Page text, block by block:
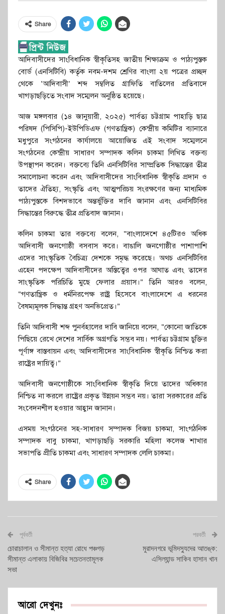
Share
আদিবাসীদের সাংবিধানিক স্বীকৃতিসহ জাতীয় শিক্ষাক্রম ও পাঠ্যপুস্তক
বোর্ড (এনসিটিবি) কর্তৃক নবম-দশম শ্রেণির বাংলা ২য় পত্রের প্রচ্ছদ
থেকে ‘আদিবাসী’ শব্দ সম্বলিত গ্রাফিতি বাতিলের প্রতিবাদে
খাগড়াছড়িতে সংবাদ সম্মেলন অনুষ্ঠিত হয়েছে।
আজ মঙ্গলবার (১৪ জানুয়ারী, ২০২৫) পার্বত্য চট্টগ্রাম পাহাড়ি ছাত্র
পরিষদ (পিসিপি)-ইউপিডিএফ (গণতান্ত্রিক) কেন্দ্রীয় কমিটির ব্যানারে
মধুপুরে সংগঠনের কার্যালয়ে আয়োজিত এই সংবাদ সম্মেলনে
সংগঠনের কেন্দ্রীয় সাধারণ সম্পাদক কলিন চাকমা লিখিত বক্তব্য
উপস্থাপন করেন। বক্তব্যে তিনি এনসিটিবির সাম্প্রতিক সিদ্ধান্তের তীব্র
সমালোচনা করেন এবং আদিবাসীদের সাংবিধানিক স্বীকৃতি প্রদান ও
তাদের ঐতিহ্য, সংস্কৃতি এবং আত্মপরিচয় সংরক্ষণের জন্য মাধ্যমিক
পাঠ্যপুস্তকে বিশদভাবে অন্তর্ভুক্তির দাবি জানান এবং এনসিটিবির
সিদ্ধান্তের বিরুদ্ধে তীব্র প্রতিবাদ জানান।
কলিন চাকমা তার বক্তব্যে বলেন, “বাংলাদেশে ৪৫টিরও অধিক
আদিবাসী জনগোষ্ঠী বসবাস করে। বাঙালি জনগোষ্ঠীর পাশাপাশি
এদের সাংস্কৃতিক বৈচিত্র্য দেশকে সমৃদ্ধ করেছে। অথচ এনসিটিবির
এহেন পদক্ষেপ আদিবাসীদের অস্তিত্বের ওপর আঘাত এবং তাদের
সাংস্কৃতিক পরিচিতি মুছে ফেলার প্রয়াস।” তিনি আরও বলেন,
“গণতান্ত্রিক ও ধর্মনিরপেক্ষ রাষ্ট্র হিসেবে বাংলাদেশে এ ধরনের
বৈষম্যমূলক সিদ্ধান্ত গ্রহণ অনভিপ্রেত।”
তিনি আদিবাসী শব্দ পুনর্বহালের দাবি জানিয়ে বলেন, “কোনো জাতিকে
পিছিয়ে রেখে দেশের সার্বিক অগ্রগতি সম্ভব নয়। পার্বত্য চট্টগ্রাম চুক্তির
পূর্ণাঙ্গ বাস্তবায়ন এবং আদিবাসীদের সাংবিধানিক স্বীকৃতি নিশ্চিত করা
রাষ্ট্রের দায়িত্ব।”
আদিবাসী জনগোষ্ঠীকে সাংবিধানিক স্বীকৃতি দিয়ে তাদের অধিকার
নিশ্চিত না করলে রাষ্ট্রের প্রকৃত উন্নয়ন সম্ভব নয়। তারা সরকারের প্রতি
সংবেদনশীল হওয়ার আহ্বান জানান।
এসময় সংগঠনের সহ-সাধারণ সম্পাদক বিজয় চাকমা, সাংগঠনিক
সম্পাদক বাবু চাকমা, খাগড়াছড়ি সরকারি মহিলা কলেজ শাখার
সভাপতি প্রীতি চাকমা এবং সাধারণ সম্পাদক লেলি চাকমা।
Share
পূর্ববর্তী
চোরাচালান ও সীমান্ত হত্যা রোধে পঞ্চগড়
সীমান্ত এলাকায় বিজিবির সচেতনতামূলক
সভা
পরবর্তী
মুরাদনগরে ভূমিদস্যুদের আতঙ্ক:
এসিল্যান্ড সাকিব হাসান খান
আরো দেখুনঃ